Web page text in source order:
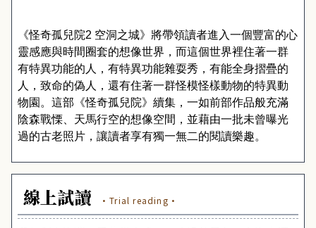
《怪奇孤兒院2 空洞之城》將帶領讀者進入一個豐富的心
靈感應與時間圈套的想像世界，而這個世界裡住著一群
有特異功能的人，有特異功能雜耍秀，有能全身摺疊的
人，致命的偽人，還有住著一群怪模怪樣動物的特異動
物園。這部《怪奇孤兒院》續集，一如前部作品般充滿
陰森戰慄
天馬行空的想像空間，並藉由一批未曾曝光
過的古老照片 ， 讓讀者享有獨一無二的閱讀樂趣。
線上試讀 ·Trial reading·